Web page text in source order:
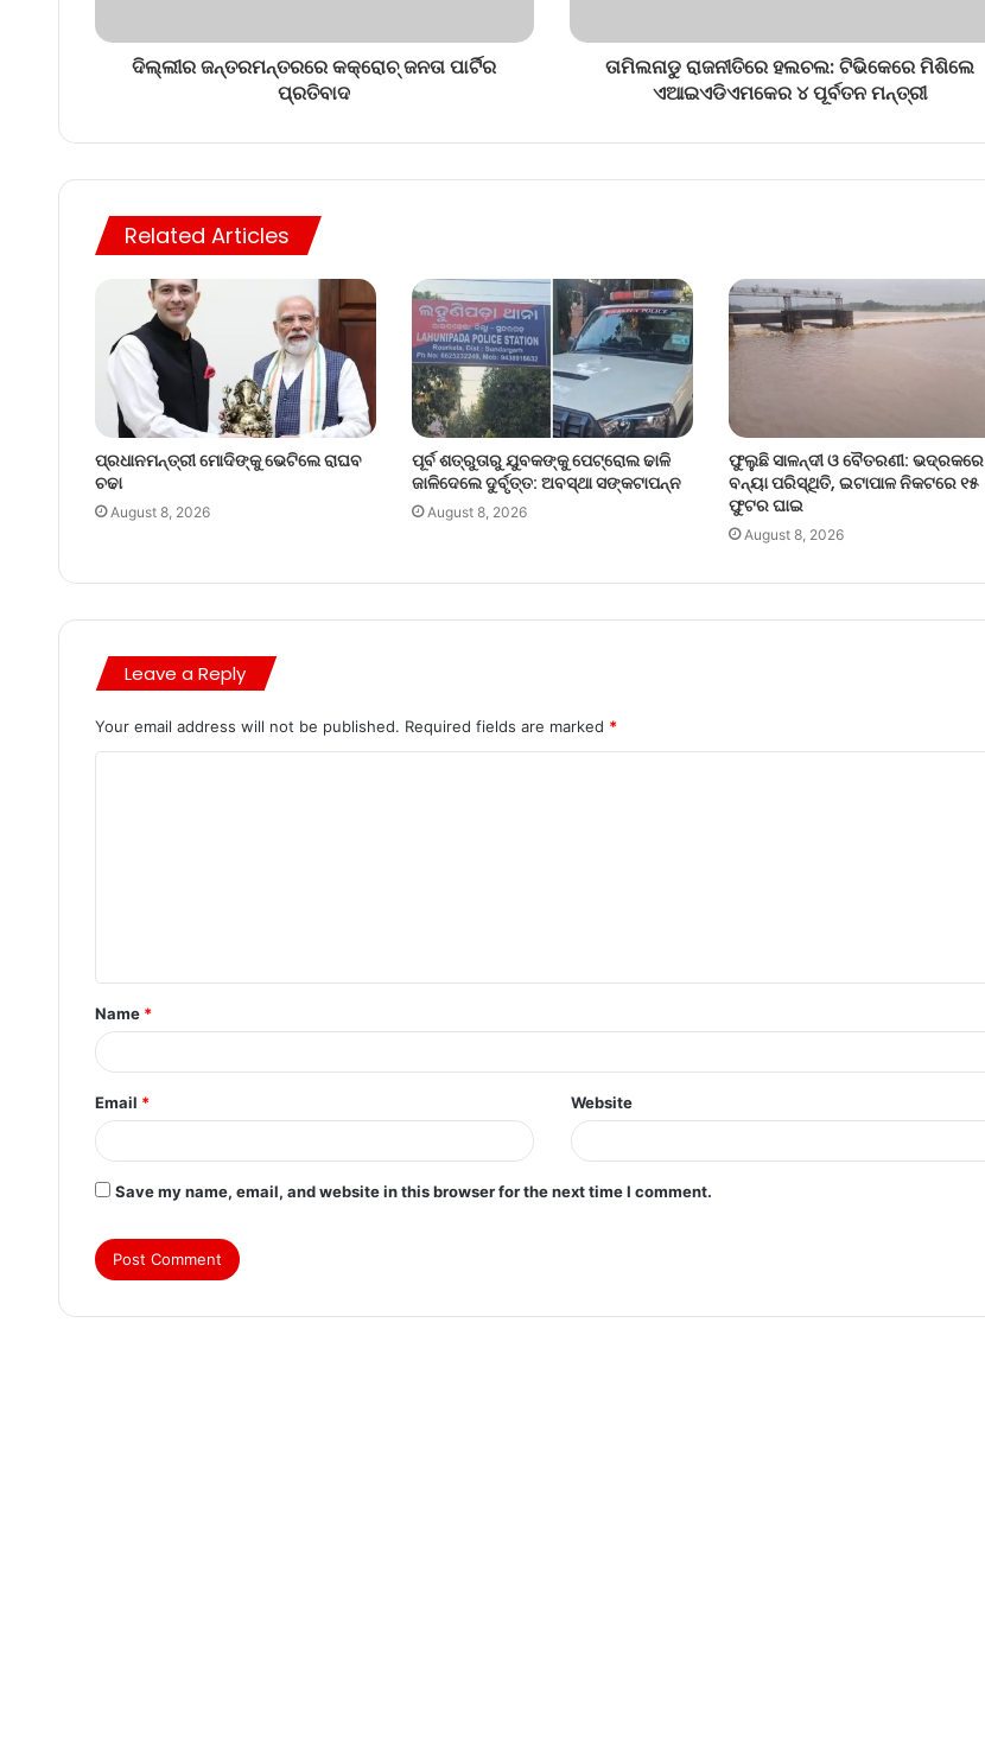
ଦିଲ୍ଲୀର ଜନ୍ତରମନ୍ତରରେ କକ୍ରୋଚ୍ ଜନତା ପାର୍ଟିର
ପ୍ରତିବାଦ
ତାମିଲନାଡୁ ରାଜନୀତିରେ ହଲଚଲ: ଟିଭିକେରେ ମିଶିଲେ
ଏଆଇଏଡିଏମକେର ୪ ପୂର୍ବତନ ମନ୍ତ୍ରୀ
Related Articles
ପ୍ରଧାନମନ୍ତ୍ରୀ ମୋଦିଙ୍କୁ ଭେଟିଲେ ରାଘବ
ଚଢା
August 8, 2026
ପୂର୍ବ ଶତ୍ରୁତାରୁ ଯୁବକଙ୍କୁ ପେଟ୍ରୋଲ ଢାଳି
ଜାଳିଦେଲେ ଦୁର୍ବୃତ୍ତ: ଅବସ୍ଥା ସଙ୍କଟାପନ୍ନ
August 8, 2026
ଫୁଲୁଛି ସାଳନ୍ଦୀ ଓ ବୈତରଣୀ: ଭଦ୍ରକରେ
ବନ୍ୟା ପରିସ୍ଥିତି, ଇଟାପାଳ ନିକଟରେ ୧୫
ଫୁଟର ଘାଇ
August 8, 2026
Leave a Reply
Your email address will not be published. Required fields are marked *
Name *
Email * Website
Save my name, email, and website in this browser for the next time I comment.